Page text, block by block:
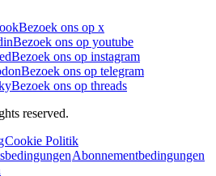
Bezoek ons op x
Bezoek ons op youtube
Bezoek ons op instagram
Bezoek ons op telegram
Bezoek ons op threads
reserved.
Cookie Politik
Abonnementbedingungen